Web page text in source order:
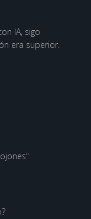
IA, sigo
era superior.